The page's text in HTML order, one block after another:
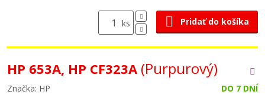
ks Pridať do košíka
HP 653A, HP CF323A (Purpurový)
Značka: HP
DO 7 DNÍ